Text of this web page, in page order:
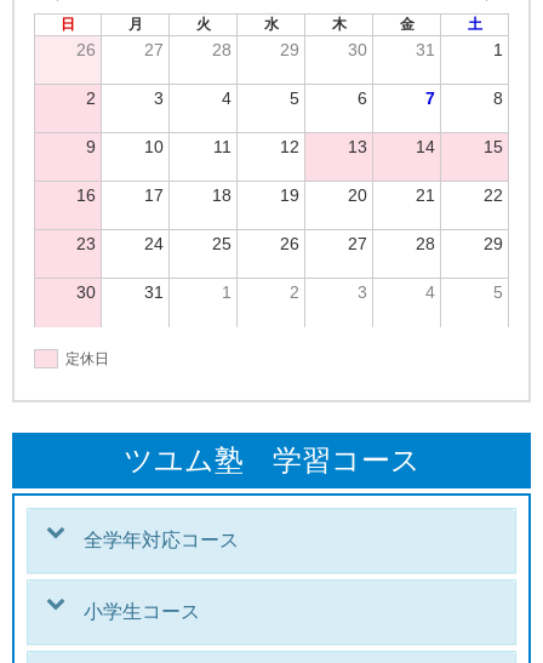
日 月 火 水 木 金 土
26 27 28 29 30 31 1
2 3 4 5 6 7 8
9 10 11 12 13 14 15
16 17 18 19 20 21 22
23 24 25 26 27 28 29
30 31 1 2 3 4 5
定休日
ツユム塾 学習コース
全学年対応コース
小学生コース